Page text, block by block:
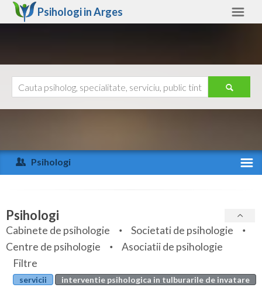
Psihologi inArges
Arad
Arges
Bihor
Bistrita-Nasaud
Botosani
Ajutor
Psihologi
Specialitati
Servicii
Articole
Evenimente
Psihologi
Cabinete de psihologie
Societati de psihologie
Centre de psihologie
Asociatii de psihologie
Filtre
servicii interventie psihologica in tulburarile de invatare